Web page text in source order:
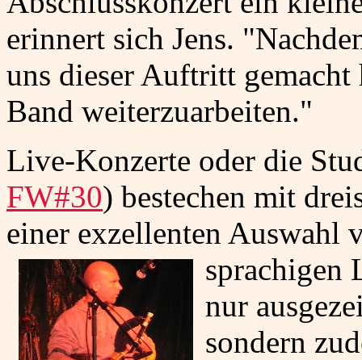
erinnert sich Jens.
uns dieser Auftritt gemacht
Band weiterzuarbeiten."
Live-Konzerte oder die
FW#30) bestechen mit
einer exzellenten Auswahl
sprachigen
nur
sondern